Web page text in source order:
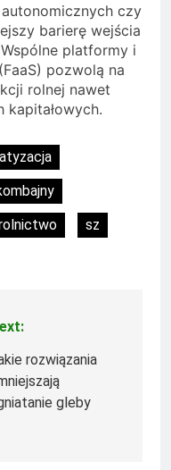
czy
barierę wejścia
platformy i
pozwolą na
rolnej nawet
kapitałowych.
sz
rozwiązania
gleby